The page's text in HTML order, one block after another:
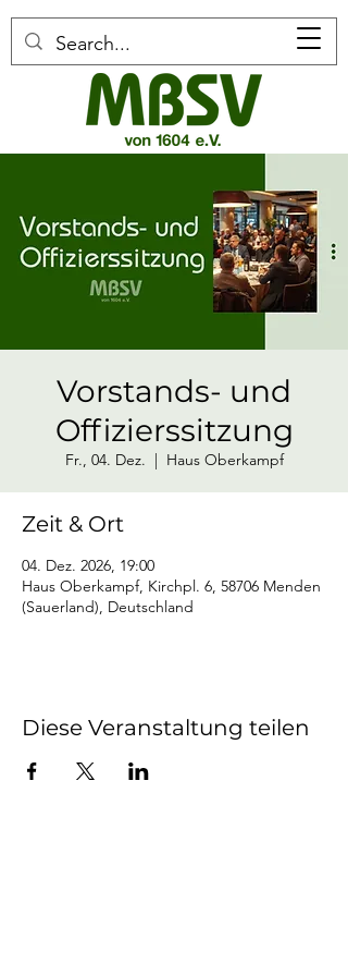
Vorstands- und
Offizierssitzung
Fr., 04. Dez.
  |
Haus Oberkampf
Zeit & Ort
04. Dez. 2026, 19:00
Haus Oberkampf, Kirchpl. 6, 58706 Menden
(Sauerland), Deutschland
Diese Veranstaltung teilen